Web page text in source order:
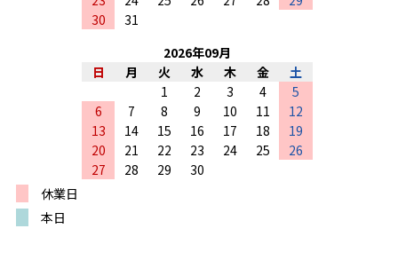
30
31
2026年09月
日
月 火 水 木 金
土
1
2 3 4
5
6
7 8 9 10 11
12
13
14 15 16 17 18
19
20
21 22 23 24 25
26
27
28 29
30
休業日
本日